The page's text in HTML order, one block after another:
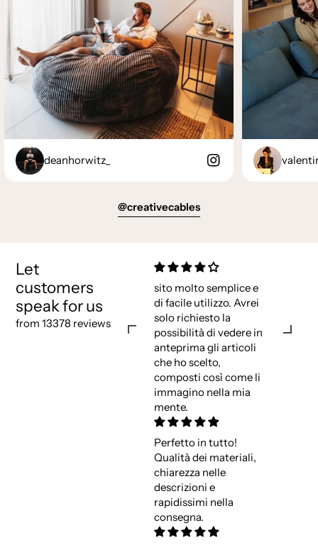
deanhorwitz_
@creativecables
Let
customers
speak for us
from 13378 reviews
sito molto semplice e
di facile utilizzo. Avrei
solo richiesto la
possibilità di vedere in
anteprima gli articoli
che ho scelto,
composti così come li
immagino nella mia
mente.
Perfetto in tutto!
Qualità dei materiali,
chiarezza nelle
descrizioni e
rapidissimi nella
consegna.